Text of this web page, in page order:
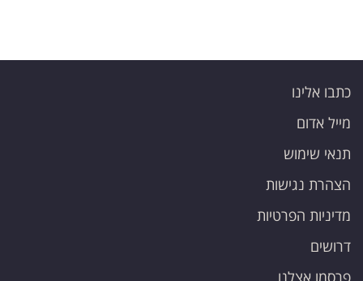
כתבו אלינו
מייל אדום
תנאי שימוש
הצהרת נגישות
מדיניות הפרטיות
דרושים